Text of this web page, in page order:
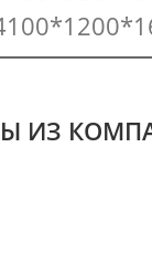
ИЗ